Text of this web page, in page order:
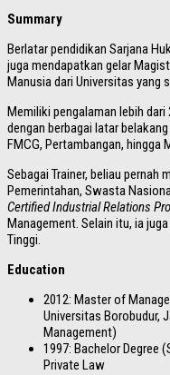
Summary
Berlatar pendidikan Sarjana
juga mendapatkan gelar
Manusia dari Universitas yang
Memiliki pengalaman lebih
dengan berbagai latar
FMCG, Pertambangan, hingga
Sebagai Trainer, beliau pernah
Pemerintahan, Swasta
Certified Industrial Relations
Management. Selain itu, ia
Tinggi.
Education
2012: Master of
Universitas Borobudur,
Management)
1997: Bachelor Degree
Private Law